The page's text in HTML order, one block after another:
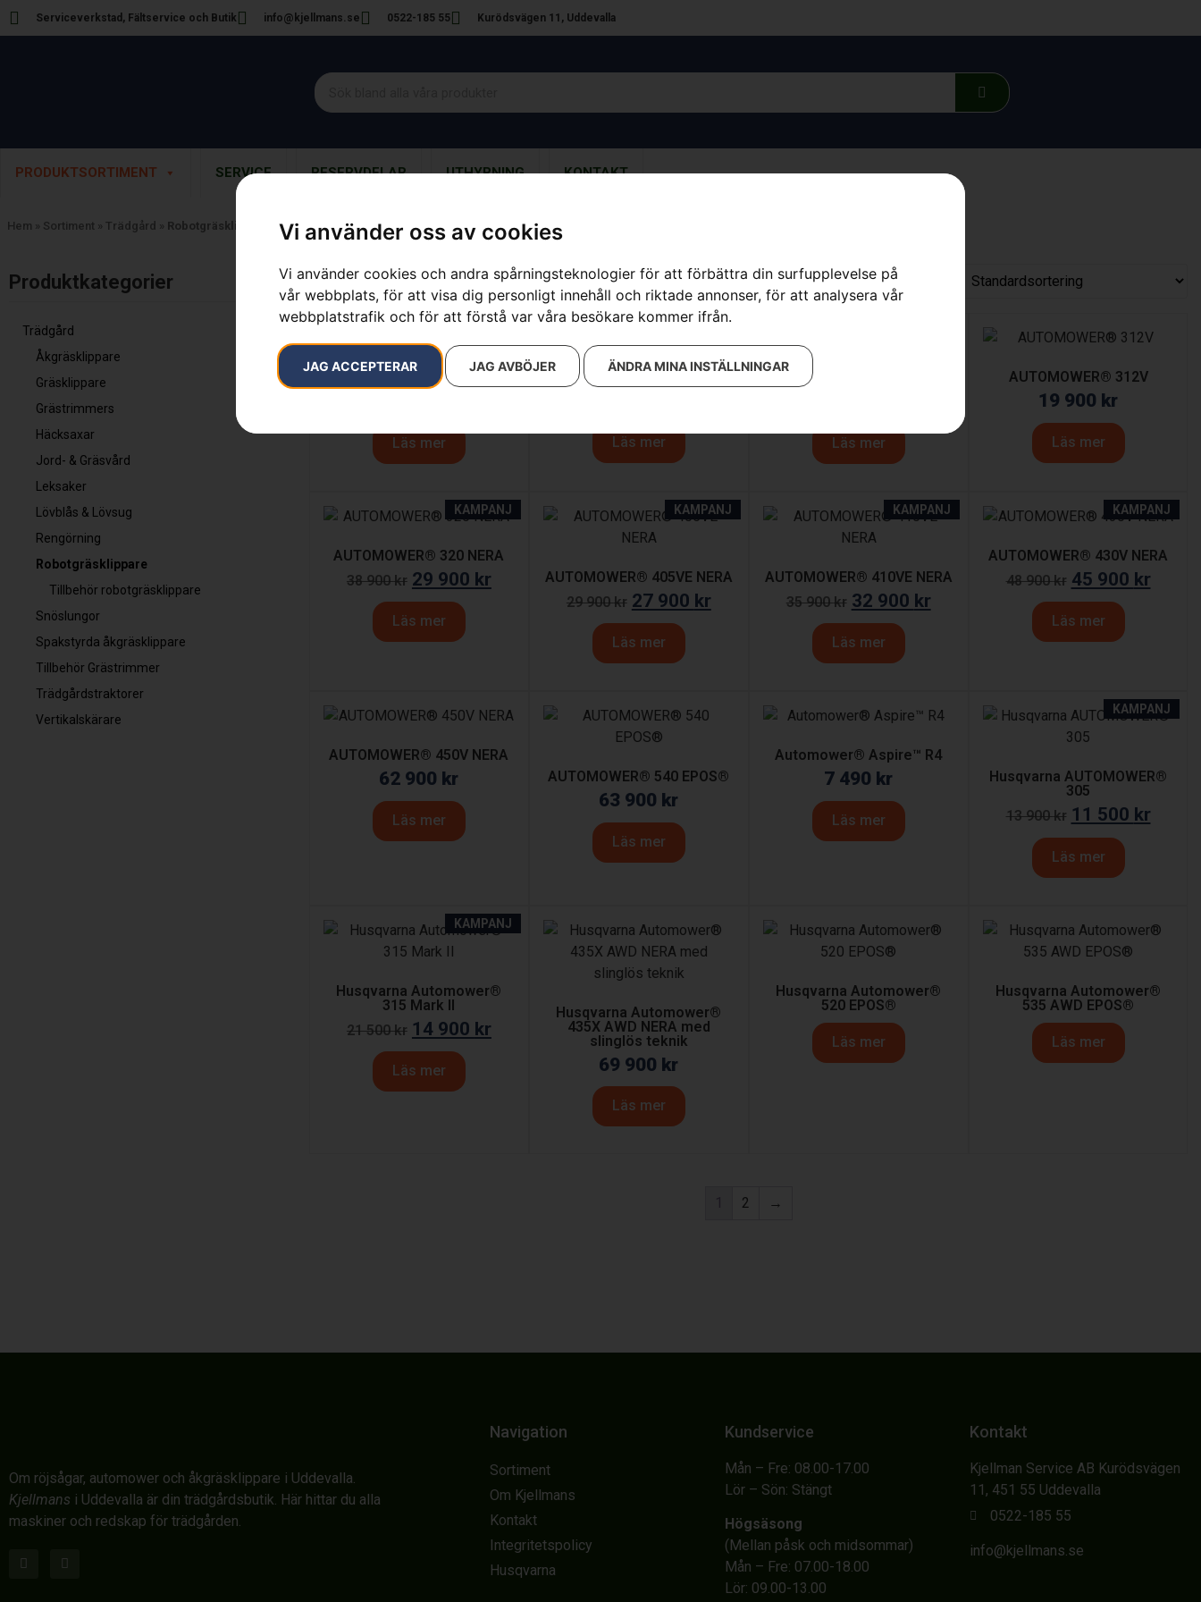
Vi använder oss av cookies
Vi använder cookies och andra spårningsteknologier för att förbättra din surfupplevelse på
vår webbplats, för att visa dig personligt innehåll och riktade annonser, för att analysera vår
webbplatstrafik och för att förstå var våra besökare kommer ifrån.
JAG ACCEPTERAR JAG AVBÖJER ÄNDRA MINA INSTÄLLNINGAR
Serviceverkstad, Fältservice och Butik info@kjellmans.se 0522-185 55 Kurödsvägen 11, Uddevalla
PRODUKTSORTIMENT SERVICE RESERVDELAR UTHYRNING KONTAKT
Hem » Sortiment » Trädgård » Robotgräsklippare
Produktkategorier​
Trädgård
Åkgräsklippare
Gräsklippare
Grästrimmers
Häcksaxar
Jord- & Gräsvård
Leksaker
Lövblås & Lövsug
Rengörning
Robotgräsklippare
Tillbehör robotgräsklippare
Snöslungor
Spakstyrda åkgräsklippare
Tillbehör Grästrimmer
Trädgårdstraktorer
Vertikalskärare
Visar 1–16 av 21 resultat
AUTOMOWER® 305E NERA
Läs mer
AUTOMOWER® 308V
Läs mer
AUTOMOWER® 310E NERA
Läs mer
AUTOMOWER® 312V
19 900 kr
Läs mer
KAMPANJ
AUTOMOWER® 320 NERA
38 900kr 29 900 kr
Läs mer
KAMPANJ
AUTOMOWER® 405VE NERA
29 900kr 27 900 kr
Läs mer
KAMPANJ
AUTOMOWER® 410VE NERA
35 900kr 32 900 kr
Läs mer
KAMPANJ
AUTOMOWER® 430V NERA
48 900kr 45 900 kr
Läs mer
AUTOMOWER® 450V NERA
62 900 kr
Läs mer
AUTOMOWER® 540 EPOS®
63 900 kr
Läs mer
Automower® Aspire™ R4
7 490 kr
Läs mer
KAMPANJ
Husqvarna AUTOMOWER®
305
13 900kr 11 500 kr
Läs mer
KAMPANJ
Husqvarna Automower®
315 Mark II
21 500kr 14 900 kr
Läs mer
Husqvarna Automower®
435X AWD NERA med
slinglös teknik
69 900 kr
Läs mer
Husqvarna Automower®
520 EPOS®
Läs mer
Husqvarna Automower®
535 AWD EPOS®
Läs mer
1 2 →
Om röjsågar, automower och åkgräsklippare i Uddevalla.
Kjellmans i Uddevalla är din trädgårdsbutik. Här hittar du alla
maskiner och redskap för trädgården.
Navigation
Sortiment
Om Kjellmans
Kontakt
Integritetspolicy
Husqvarna
Kundservice
Mån – Fre: 08.00-17.00
Lör – Sön: Stängt
Högsäsong
(Mellan påsk och midsommar)
Mån – Fre: 07.00-18.00
Lör: 09.00-13.00
Kontakt
Kjellman Service AB Kurödsvägen
11, 451 55 Uddevalla
0522-185 55
info@kjellmans.se